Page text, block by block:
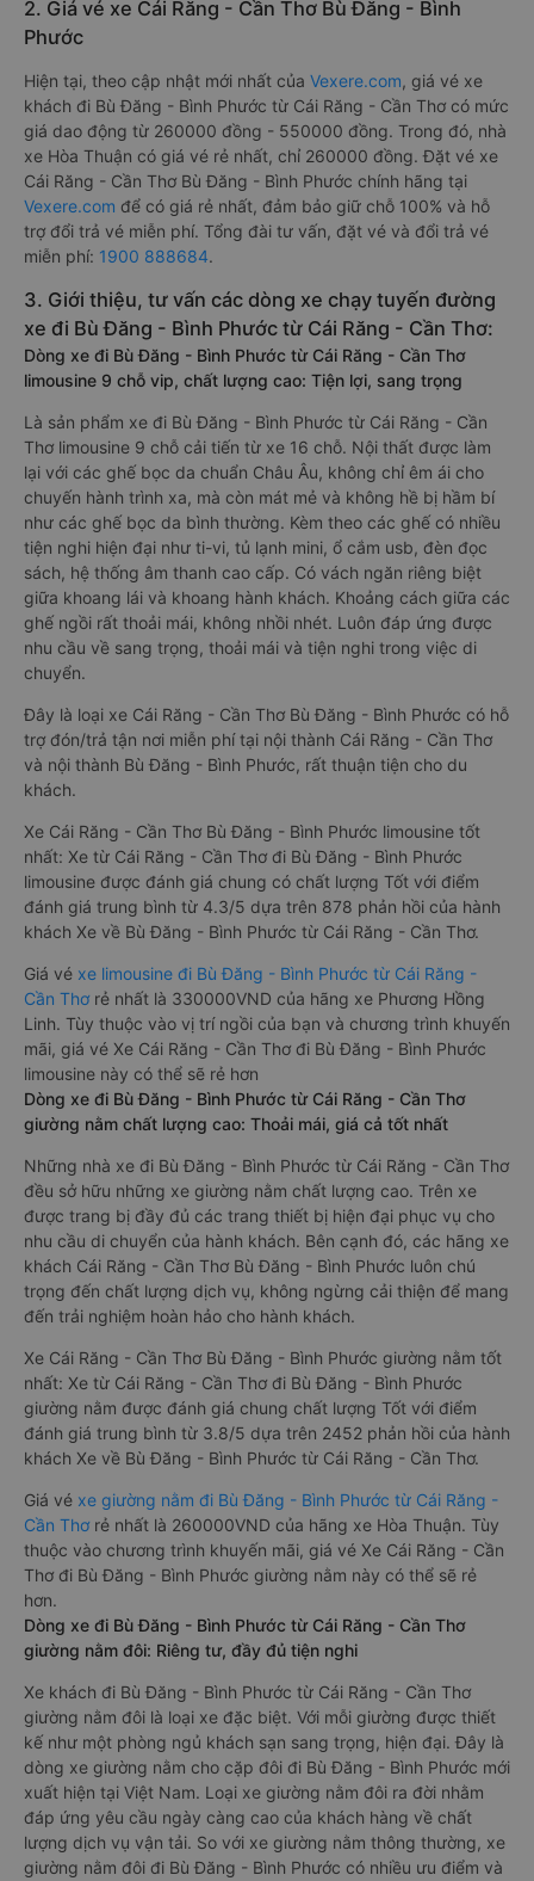
- Cần Thơ Bù Đăng - Bình Phước tốt nhất tuyến được đánh giá
4.3/5 bởi 715 hành khách là nhà xe Phương Hồng Linh.
2. Giá vé xe Cái Răng - Cần Thơ Bù Đăng - Bình
Phước
Hiện tại, theo cập nhật mới nhất củaVexere.com, giá vé xe
khách đi Bù Đăng - Bình Phước từ Cái Răng - Cần Thơ có mức
giá dao động từ 260000 đồng - 550000 đồng. Trong đó, nhà
xe Hòa Thuận có giá vé rẻ nhất, chỉ 260000 đồng. Đặt vé xe
Cái Răng - Cần Thơ Bù Đăng - Bình Phước chính hãng tại
Vexere.comđể có giá rẻ nhất, đảm bảo giữ chỗ 100% và hỗ
trợ đổi trả vé miễn phí. Tổng đài tư vấn, đặt vé và đổi trả vé
miễn phí: 1900 888684 .
3. Giới thiệu, tư vấn các dòng xe chạy tuyến đường
xe đi Bù Đăng - Bình Phước từ Cái Răng - Cần Thơ:
Dòng xe đi Bù Đăng - Bình Phước từ Cái Răng - Cần Thơ
limousine 9 chỗ vip, chất lượng cao: Tiện lợi, sang trọng
Là sản phẩm xe đi Bù Đăng - Bình Phước từ Cái Răng - Cần
Thơ limousine 9 chỗ cải tiến từ xe 16 chỗ. Nội thất được làm
lại với các ghế bọc da chuẩn Châu Âu, không chỉ êm ái cho
chuyến hành trình xa, mà còn mát mẻ và không hề bị hầm bí
như các ghế bọc da bình thường. Kèm theo các ghế có nhiều
tiện nghi hiện đại như ti-vi, tủ lạnh mini, ổ cắm usb, đèn đọc
sách, hệ thống âm thanh cao cấp. Có vách ngăn riêng biệt
giữa khoang lái và khoang hành khách. Khoảng cách giữa các
ghế ngồi rất thoải mái, không nhồi nhét. Luôn đáp ứng được
nhu cầu về sang trọng, thoải mái và tiện nghi trong việc di
chuyển.
Đây là loại xe Cái Răng - Cần Thơ Bù Đăng - Bình Phước có hỗ
trợ đón/trả tận nơi miễn phí tại nội thành Cái Răng - Cần Thơ
và nội thành Bù Đăng - Bình Phước, rất thuận tiện cho du
khách.
Xe Cái Răng - Cần Thơ Bù Đăng - Bình Phước limousine tốt
nhất: Xe từ Cái Răng - Cần Thơ đi Bù Đăng - Bình Phước
limousine được đánh giá chung có chất lượng Tốt với điểm
đánh giá trung bình từ 4.3/5 dựa trên 878 phản hồi của hành
khách Xe về Bù Đăng - Bình Phước từ Cái Răng - Cần Thơ.
Giá véxe limousine đi Bù Đăng - Bình Phước từ Cái Răng -
Cần Thơrẻ nhất là 330000VND của hãng xe Phương Hồng
Linh. Tùy thuộc vào vị trí ngồi của bạn và chương trình khuyến
mãi, giá vé Xe Cái Răng - Cần Thơ đi Bù Đăng - Bình Phước
limousine này có thể sẽ rẻ hơn
Dòng xe đi Bù Đăng - Bình Phước từ Cái Răng - Cần Thơ
giường nằm chất lượng cao: Thoải mái, giá cả tốt nhất
Những nhà xe đi Bù Đăng - Bình Phước từ Cái Răng - Cần Thơ
đều sở hữu những xe giường nằm chất lượng cao. Trên xe
được trang bị đầy đủ các trang thiết bị hiện đại phục vụ cho
nhu cầu di chuyển của hành khách. Bên cạnh đó, các hãng xe
khách Cái Răng - Cần Thơ Bù Đăng - Bình Phước luôn chú
trọng đến chất lượng dịch vụ, không ngừng cải thiện để mang
đến trải nghiệm hoàn hảo cho hành khách.
Xe Cái Răng - Cần Thơ Bù Đăng - Bình Phước giường nằm tốt
nhất: Xe từ Cái Răng - Cần Thơ đi Bù Đăng - Bình Phước
giường nằm được đánh giá chung chất lượng Tốt với điểm
đánh giá trung bình từ 3.8/5 dựa trên 2452 phản hồi của hành
khách Xe về Bù Đăng - Bình Phước từ Cái Răng - Cần Thơ.
Giá vé xe giường nằm đi Bù Đăng - Bình Phước từ Cái Răng -
Cần Thơ
thuộc vào chương trình khuyến mãi, giá vé Xe Cái Răng - Cần
Thơ đi Bù Đăng - Bình Phước giường nằm này có thể sẽ rẻ
hơn.
Dòng xe đi Bù Đăng - Bình Phước từ Cái Răng - Cần Thơ
giường nằm đôi: Riêng tư, đầy đủ tiện nghi
Xe khách đi Bù Đăng - Bình Phước từ Cái Răng - Cần Thơ
giường nằm đôi là loại xe đặc biệt. Với mỗi giường được thiết
kế như một phòng ngủ khách sạn sang trọng, hiện đại. Đây là
dòng xe giường nằm cho cặp đôi đi Bù Đăng - Bình Phước mới